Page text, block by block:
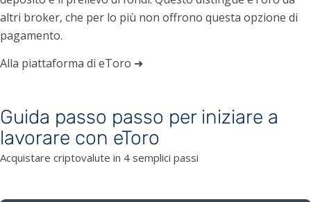
altri broker, che per lo più non offrono questa opzione di
pagamento.
Alla piattaforma di eToro ➜
Guida passo passo per iniziare a
lavorare con eToro
Acquistare criptovalute in 4 semplici passi